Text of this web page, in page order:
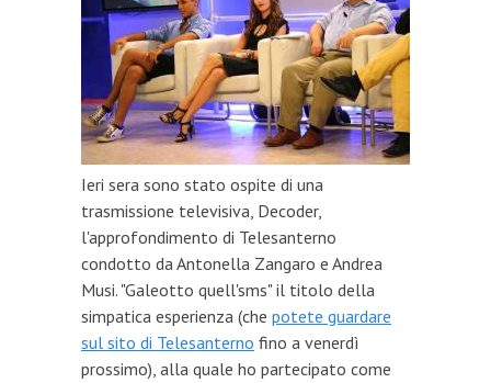
Ieri sera sono stato ospite di una
trasmissione televisiva, Decoder,
l'approfondimento di Telesanterno
condotto da Antonella Zangaro e Andrea
Musi. "Galeotto quell'sms" il titolo della
simpatica esperienza (che potete guardare
sul sito di Telesanterno fino a venerdì
prossimo), alla quale ho partecipato come